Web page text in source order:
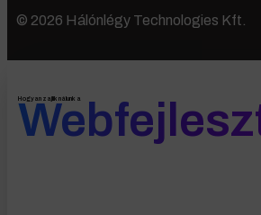
© 2026 Hálónlégy Technologies Kft.
Hogyan zajlik nálunk a